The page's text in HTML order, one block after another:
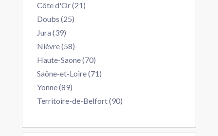
Côte d'Or (21)
Doubs (25)
Jura (39)
Nièvre (58)
Haute-Saone (70)
Saône-et-Loire (71)
Yonne (89)
Territoire-de-Belfort (90)